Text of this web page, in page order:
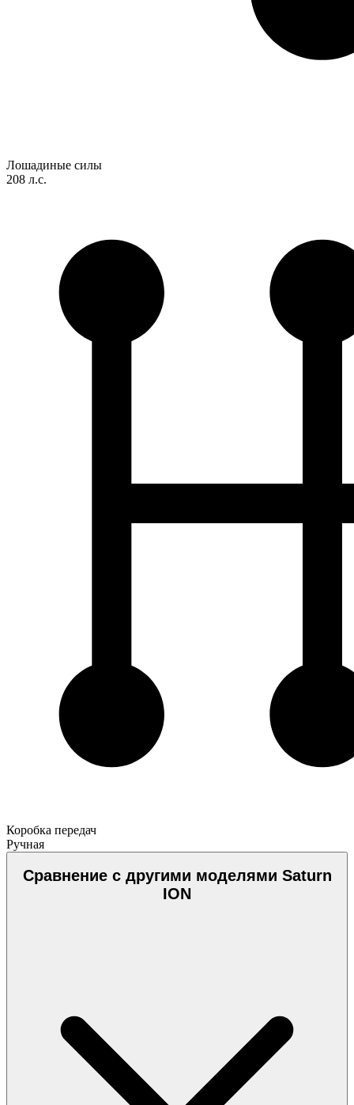
Лошадиные силы
208 л.с.
Коробка передач
Ручная
Сравнение с другими моделями Saturn
ION